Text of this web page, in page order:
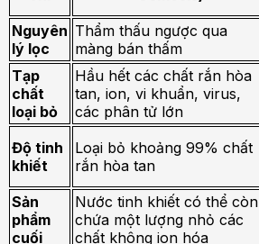
Nguyên
lý lọc
Thẩm thấu ngược qua
màng bán thấm
Tạp
chất
loại bỏ
Hầu hết các chất rắn hòa
tan, ion, vi khuẩn, virus,
các phân tử lớn
Độ tinh
khiết
Loại bỏ khoảng 99% chất
rắn hòa tan
Sản
phẩm
cuối
Nước tinh khiết có thể còn
chứa một lượng nhỏ các
chất không ion hóa